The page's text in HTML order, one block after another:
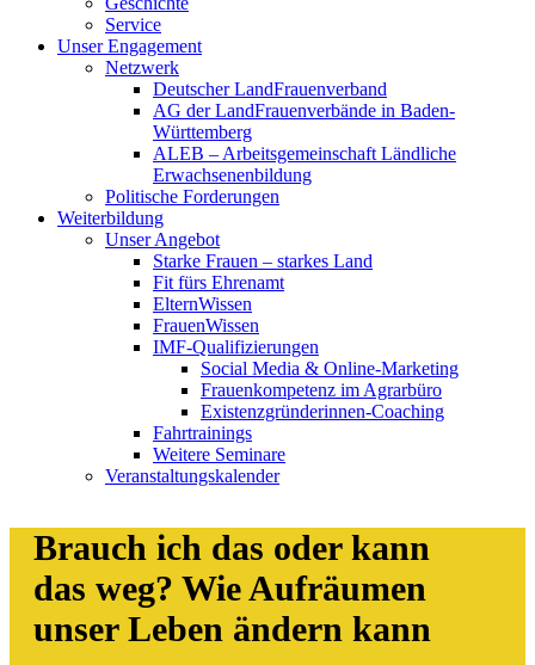
Service
Unser Engagement
Netzwerk
Deutscher LandFrauenverband
AG der LandFrauenverbände in Baden-
Württemberg
ALEB – Arbeitsgemeinschaft Ländliche
Erwachsenenbildung
Politische Forderungen
Weiterbildung
Unser Angebot
Starke Frauen – starkes Land
Fit fürs Ehrenamt
ElternWissen
FrauenWissen
IMF-Qualifizierungen
Social Media & Online-Marketing
Frauenkompetenz im Agrarbüro
Existenzgründerinnen-Coaching
Fahrtrainings
Weitere Seminare
Veranstaltungskalender
Brauch ich das oder kann
das weg? Wie Aufräumen
unser Leben ändern kann